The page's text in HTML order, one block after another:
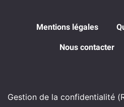
Mentions légales
Nous contacter
Gestion de la confidentialité